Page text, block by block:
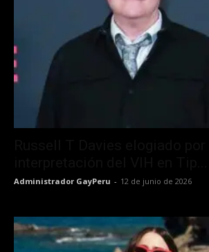
Administrador GayPeru - 12 de junio de 2026